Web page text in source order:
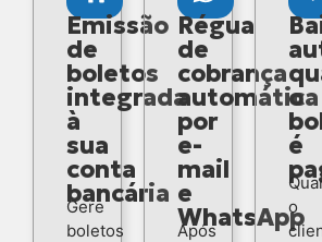
Emissão
de
boletos
integrada
à
sua
conta
bancária
Gere
boletos
Régua
de
cobrança
automática
por
e-
mail
e
WhatsApp
Após
o
é
o